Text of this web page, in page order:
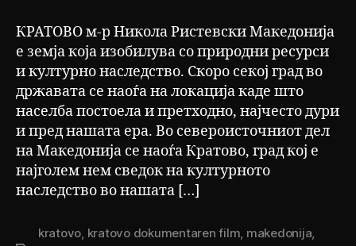
КРАТОВО м-р Никола Ристевски Македонија
е земја која изобилува со природни ресурси
и културно наследство. Скоро секој град во
државата се наоѓа на локација каде што
населба постоела и претходно, најчесто дури
и пред нашата ера. Во североисточниот дел
на Македонија се наоѓа Кратово, град кој е
најголем нем сведок на културното
наследство во нашата […]
kratovo kratovo dokumentaren film makedonija